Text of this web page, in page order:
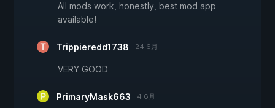
All mods work, honestly, best mod app
available!
Trippieredd1738 24 6月
VERY GOOD
PrimaryMask663 4 6月